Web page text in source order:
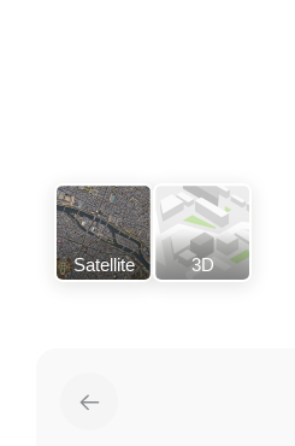
Satellite 3D